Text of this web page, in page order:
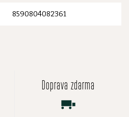
8590804082361
Doprava zdarma